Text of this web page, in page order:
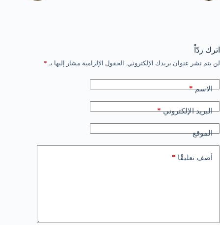
اترك ردّاً
لن يتم نشر عنوان بريدك الإلكتروني. الحقول الإلزامية مشار إليها بـ *
الاسم*
البريد الإلكتروني*
الموقع
أضف تعليقًا *